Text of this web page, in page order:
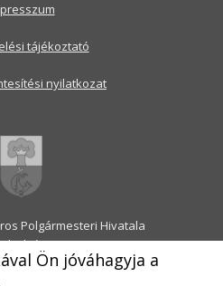
Ön jóváhagyja a
Polgármesteri Hivatala
Alsó utca 1.
2031 Érd, Pf.: 31
tájékoztató
nyilatkozat